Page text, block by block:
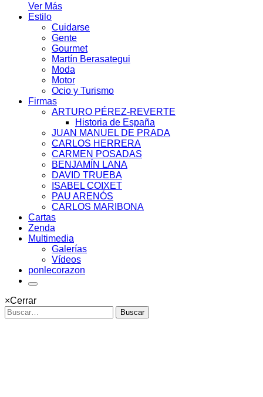
Ver Más
Estilo
Cuidarse
Gente
Gourmet
Martín Berasategui
Moda
Motor
Ocio y Turismo
Firmas
ARTURO PÉREZ-REVERTE
Historia de España
JUAN MANUEL DE PRADA
CARLOS HERRERA
CARMEN POSADAS
BENJAMÍN LANA
DAVID TRUEBA
ISABEL COIXET
PAU ARENÓS
CARLOS MARIBONA
Cartas
Zenda
Multimedia
Galerías
Vídeos
ponlecorazon
×Cerrar
Buscar